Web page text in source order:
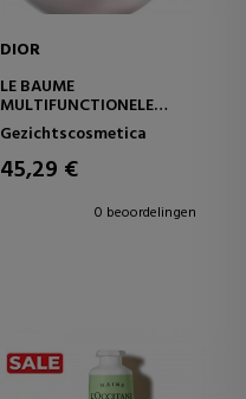
DIOR
LE BAUME
MULTIFUNCTIONELE
HERSTELLENDE BALSEM VOOR
HANDEN, LIPPEN EN LICHAAM
Gezichtscosmetica
45,29 €
0 beoordelingen